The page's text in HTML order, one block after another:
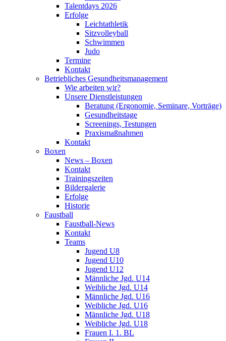
Talentdays 2026
Erfolge
Leichtathletik
Sitzvolleyball
Schwimmen
Judo
Termine
Kontakt
Betriebliches Gesundheits­management
Wie arbeiten wir?
Unsere Dienstleistungen
Beratung (Ergonomie, Seminare, Vorträge)
Gesundheitstage
Screenings, Testungen
Praxismaßnahmen
Kontakt
Boxen
News – Boxen
Kontakt
Trainingszeiten
Bildergalerie
Erfolge
Historie
Faustball
Faustball-News
Kontakt
Teams
Jugend U8
Jugend U10
Jugend U12
Männliche Jgd. U14
Weibliche Jgd. U14
Männliche Jgd. U16
Weibliche Jgd. U16
Männliche Jgd. U18
Weibliche Jgd. U18
Frauen I. 1. BL